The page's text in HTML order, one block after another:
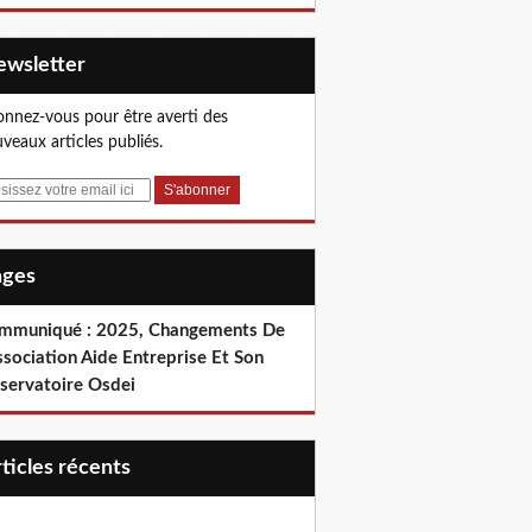
vous pour être averti des
articles publiés.
: 2025, Changements De
Aide Entreprise Et Son
Osdei
récents